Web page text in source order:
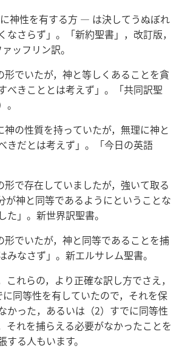
神性を有する方 ― は決してうぬぼれ
なさらず」。「新約聖書」，改訂版，
ッフリン訳。
形でいたが，神と等しくあることを貪
べきこととは考えず」。「共同訳聖
神の性質を持っていたが，無理に神と
きだとは考えず」。「今日の英語
形で存在していましたが，強いて取る
が神と同等であるようにということな
た」。新世界訳聖書。
形でいたが，神と同等であることを捕
みなさず」。新エルサレム聖書。
これらの，より正確な訳し方でさえ，
に同等性を有していたので，それを保
かった，あるいは（2）すでに同等性
それを捕らえる必要がなかったことを
る人もいます。